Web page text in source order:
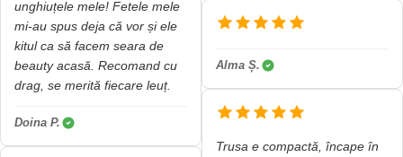
unghiuțele mele! Fetele mele
mi-au spus deja că vor și ele
kitul ca să facem seara de
beauty acasă. Recomand cu
drag, se merită fiecare leuț.
Doina P.
Alma Ș.
Trusa e compactă, încape în